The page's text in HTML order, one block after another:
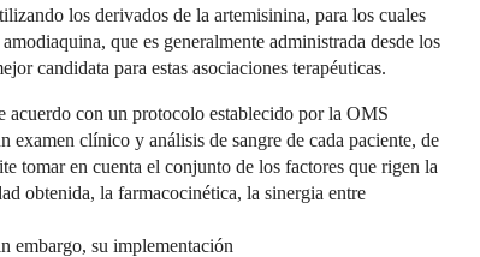
los derivados de la artemisinina, para los cuales
que es generalmente administrada desde los
candidata para estas asociaciones terapéuticas.
acuerdo con un protocolo establecido por la OMS
clínico y análisis de sangre de cada paciente, de
tomar en cuenta el conjunto de los factores que rigen la
obtenida, la farmacocinética, la sinergia entre
embargo, su implementación